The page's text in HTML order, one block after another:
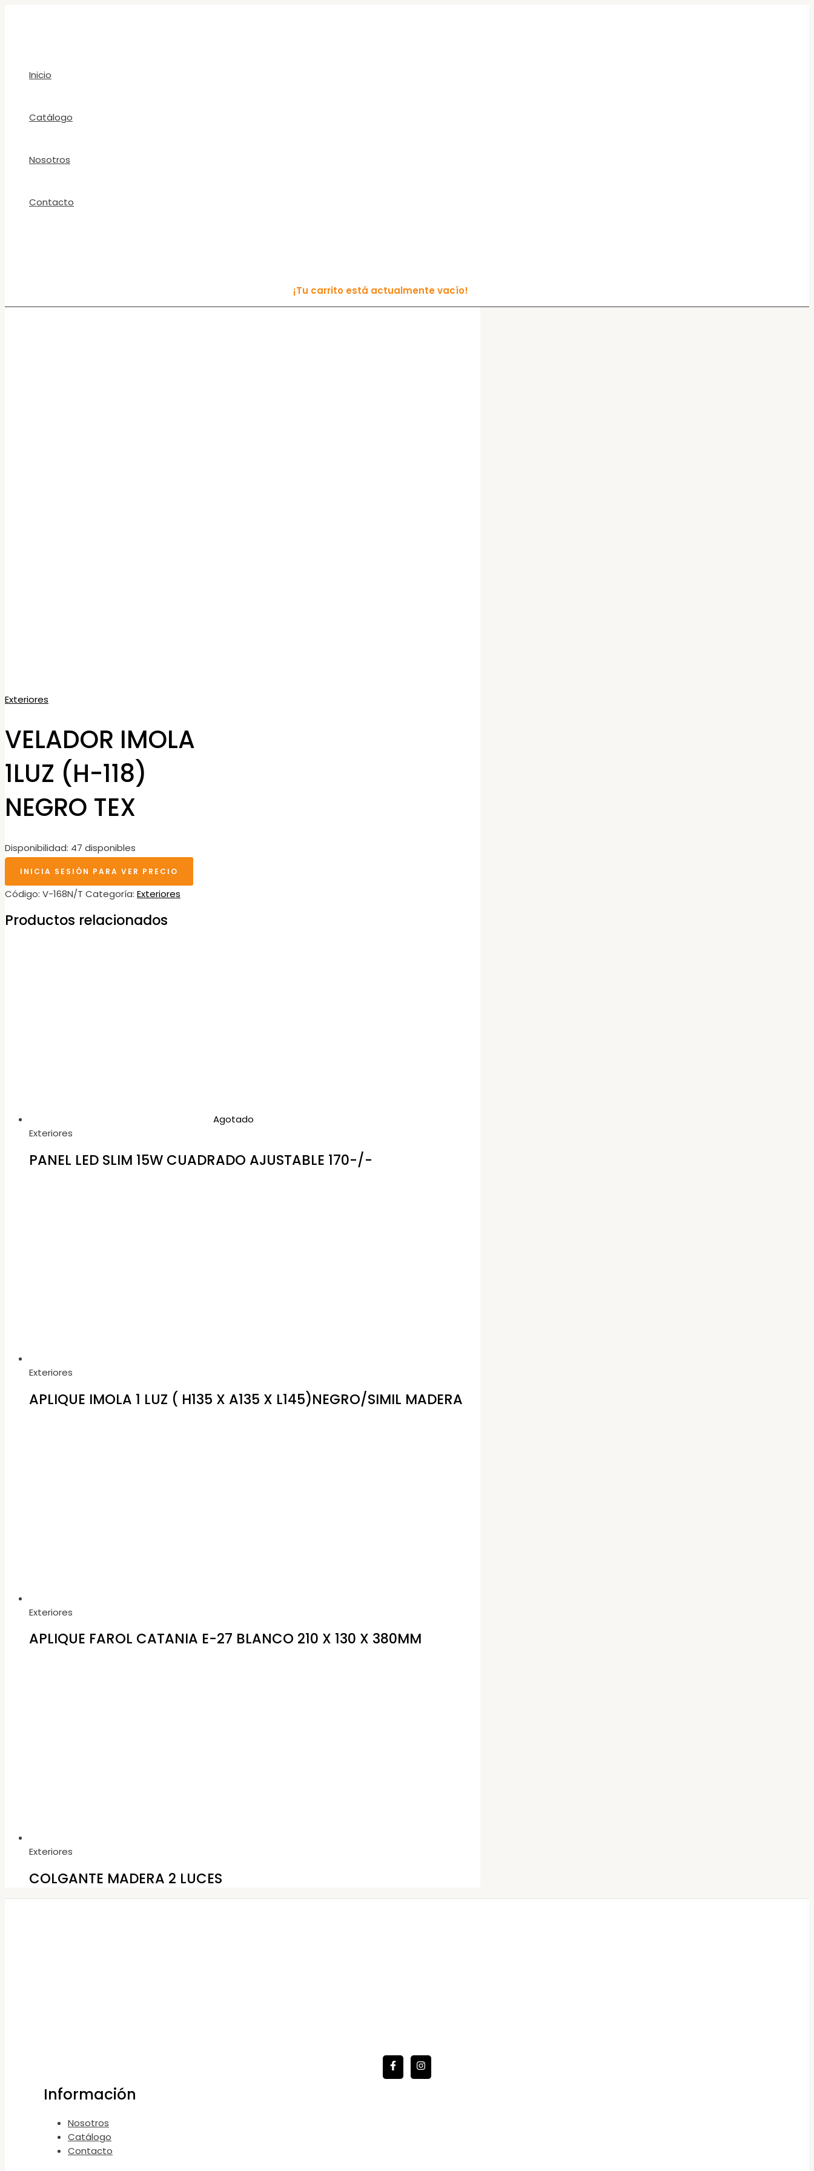
Inicio
Catálogo
Nosotros
Contacto
¡Tu carrito está actualmente vacío!
Exteriores
VELADOR IMOLA
1LUZ (H-118)
NEGRO TEX
Disponibilidad: 47 disponibles
INICIA SESIÓN PARA VER PRECIO
Código: V-168N/T Categoría: Exteriores
Productos relacionados
Agotado
Exteriores
PANEL LED SLIM 15W CUADRADO AJUSTABLE 170-/-
Exteriores
APLIQUE IMOLA 1 LUZ ( H135 X A135 X L145)NEGRO/SIMIL MADERA
Exteriores
APLIQUE FAROL CATANIA E-27 BLANCO 210 X 130 X 380MM
Exteriores
COLGANTE MADERA 2 LUCES
Información
Nosotros
Catálogo
Contacto